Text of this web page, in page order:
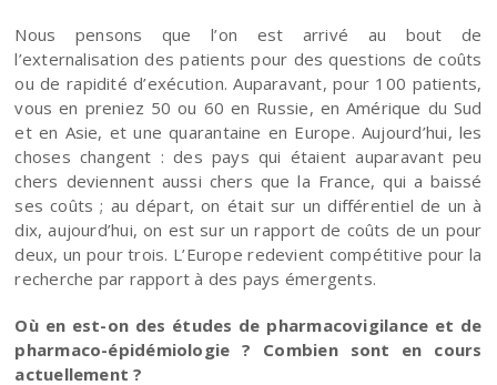
Nous pensons que l’on est arrivé au bout de
l’externalisation des patients pour des questions de coûts
ou de rapidité d’exécution. Auparavant, pour 100 patients,
vous en preniez 50 ou 60 en Russie, en Amérique du Sud
et en Asie, et une quarantaine en Europe. Aujourd’hui, les
choses changent : des pays qui étaient auparavant peu
chers deviennent aussi chers que la France, qui a baissé
ses coûts ; au départ, on était sur un différentiel de un à
dix, aujourd’hui, on est sur un rapport de coûts de un pour
deux, un pour trois. L’Europe redevient compétitive pour la
recherche par rapport à des pays émergents.
Où en est-on des études de pharmacovigilance et de
pharmaco-épidémiologie ? Combien sont en cours
actuellement ?